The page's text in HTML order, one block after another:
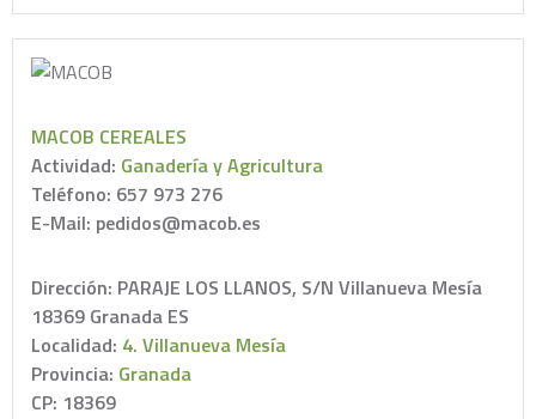
MACOB CEREALES
Actividad: Ganadería y Agricultura
Teléfono: 657 973 276
E-Mail: pedidos@macob.es
Dirección: PARAJE LOS LLANOS, S/N Villanueva Mesía
18369 Granada ES
Localidad: 4. Villanueva Mesía
Provincia: Granada
CP: 18369